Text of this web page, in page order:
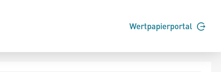
Wertpapierportal